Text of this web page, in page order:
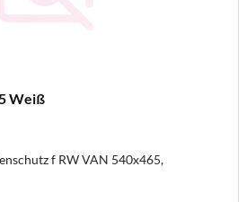
Weiß
f RW VAN 540x465,